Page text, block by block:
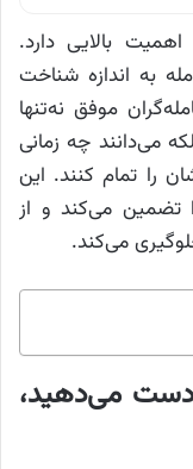
بالایی دارد.
به اندازه شناخت
موفق نه‌تنها
می‌دانند چه زمانی
را تمام کنند. این
تضمین می‌کند و از
می‌کند.
دست می‌دهید،